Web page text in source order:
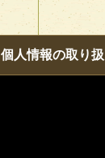
個人情報の取り